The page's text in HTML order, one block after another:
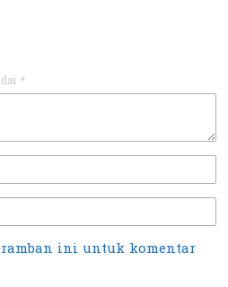
*
ini untuk komentar